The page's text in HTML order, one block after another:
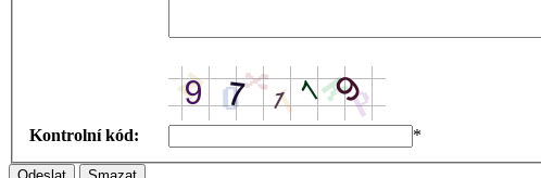
Kontrolní kód: *